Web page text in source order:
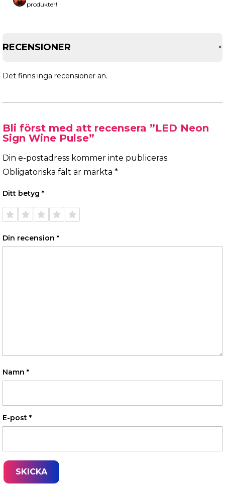
produkter!
RECENSIONER +
Det finns inga recensioner än.
Bli först med att recensera ”LED Neon
Sign Wine Pulse”
Din e-postadress kommer inte publiceras.
Obligatoriska fält är märkta *
Ditt betyg *
1 av 5
stjärnor
2 av 5
stjärnor
3 av 5
stjärnor
4 av 5
stjärnor
5 av 5
stjärnor
Din recension *
Namn *
E-post *